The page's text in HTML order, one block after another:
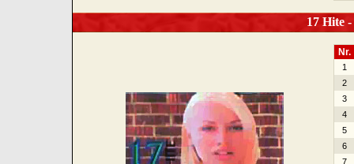
17 Hite
Nr.
1
2
3
4
5
6
7